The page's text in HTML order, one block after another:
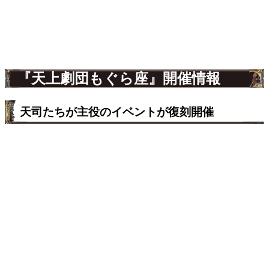
『天上劇団もぐら座』開催情報
天司たちが主役のイベントが復刻開催